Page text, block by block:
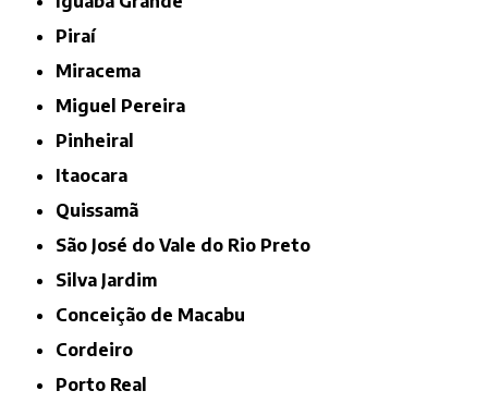
Piraí
Miracema
Miguel Pereira
Pinheiral
Itaocara
Quissamã
São José do Vale do Rio Preto
Silva Jardim
Conceição de Macabu
Cordeiro
Porto Real